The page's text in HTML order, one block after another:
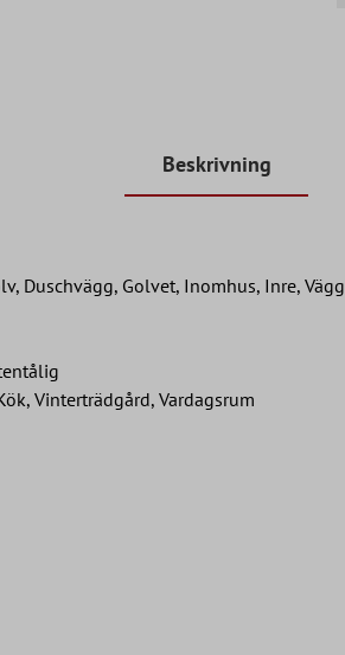
Beskrivning
Duschvägg, Golvet, Inomhus, Inre, Vägg
Vinterträdgård, Vardagsrum